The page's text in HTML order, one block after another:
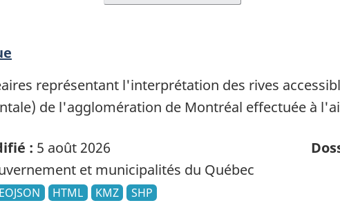
représentant l'interprétation des rives
de l'agglomération de Montréal effectuée à
: 5 août 2026
et municipalités du Québec
HTML KMZ SHP